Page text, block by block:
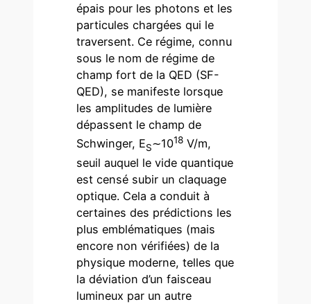
épais pour les photons et les
particules chargées qui le
traversent. Ce régime, connu
sous le nom de régime de
champ fort de la QED (SF-
QED), se manifeste lorsque
les amplitudes de lumière
dépassent le champ de
Schwinger, ES∼1018 V/m,
seuil auquel le vide quantique
est censé subir un claquage
optique. Cela a conduit à
certaines des prédictions les
plus emblématiques (mais
encore non vérifiées) de la
physique moderne, telles que
la déviation d’un faisceau
lumineux par un autre